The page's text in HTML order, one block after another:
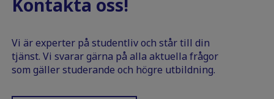
Kontakta oss!
Vi är experter på studentliv och står till din
tjänst. Vi svarar gärna på alla aktuella frågor
som gäller studerande och högre utbildning.